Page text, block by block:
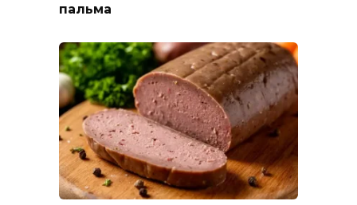
пальма